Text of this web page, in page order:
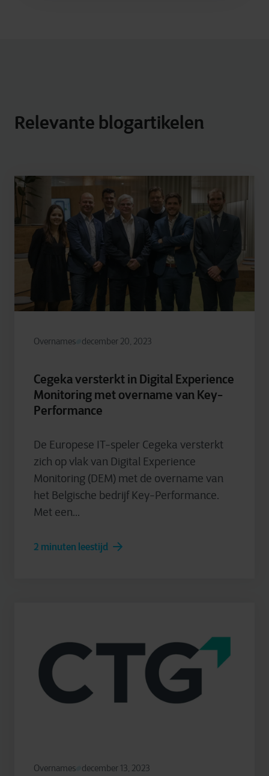
Relevante blogartikelen
Overnames december 20, 2023
Cegeka versterkt in Digital Experience
Monitoring met overname van Key-
Performance
De Europese IT-speler Cegeka versterkt
zich op vlak van Digital Experience
Monitoring (DEM) met de overname van
het Belgische bedrijf Key-Performance.
Met een...
2 minuten leestijd
Overnames december 13, 2023